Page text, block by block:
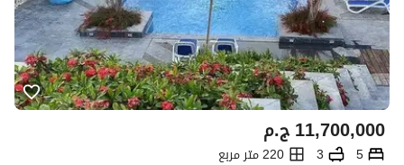
ج.م11,700,000
5
3
220 متر مربع